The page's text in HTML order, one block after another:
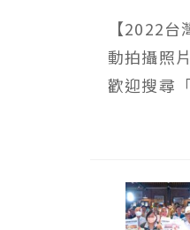
【2022
動拍攝照
歡迎搜尋